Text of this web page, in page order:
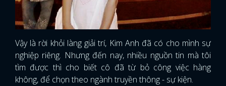
Vậy là rời khỏi làng giải trí, Kim Anh đã có cho mình sự
nghiệp riêng. Nhưng đến nay, nhiều nguồn tin mà tôi
tìm được thì cho biết cô đã từ bỏ công việc hàng
không, để chọn theo ngành truyền thông - sự kiện.